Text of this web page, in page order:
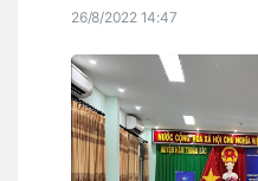
26/8/2022 14:47